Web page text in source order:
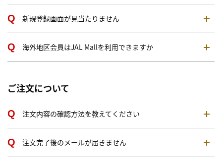
新規登録画面が見当たりません
海外地区会員はJAL Mallを利用できますか
ご注文について
注文内容の確認方法を教えてください
注文完了後のメールが届きません